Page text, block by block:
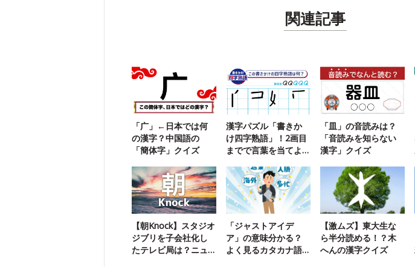
関連記事
「广」←日本では何
の漢字？中国語の
「簡体字」クイズ
漢字パズル「書きか
け四字熟語」！2画目
までで言葉を当てよ
「皿」の音読みは？
「音読みを知らない
漢字」クイズ
【朝Knock】スタジオ
ジブリを子会社化し
たテレビ局は？ニュ
「ジャストアイデ
ア」の意味分かる？
よく見るカタカナ語
【激ムズ】東大生な
ら半分読める！？木
へんの漢字クイズ